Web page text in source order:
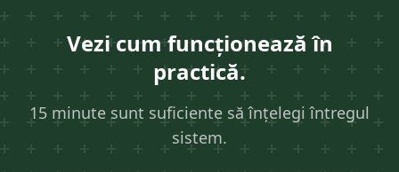
Vezi cum funcționează în
practică.
15 minute sunt suficiente să înțelegi întregul
sistem.